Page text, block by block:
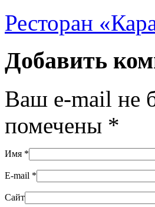
Ресторан
Добавить
Ваш e-mail не
помечены *
Имя *
E-mail *
Сайт